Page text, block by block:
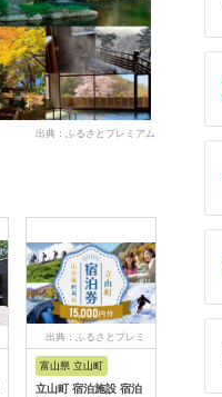
出典：ふるさとプレミアム
出典：ふるさとプレミ
富山県 立山町
立山町 宿泊施設 宿泊
岐阜